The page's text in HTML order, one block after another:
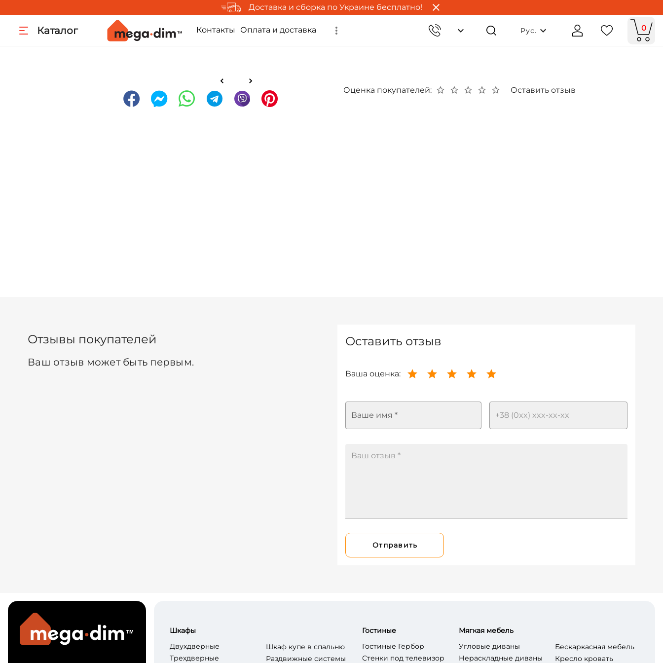
Доставка и сборка по Украине бесплатно!
Каталог Контакты Оплата и доставка Рус. 0
Оценка покупателей: Оставить отзыв
Отзывы покупателей
Ваш отзыв может быть первым.
Оставить отзыв
Ваша оценка:
Ваше имя *
Отправить
Шкафы
Двухдверные
Трехдверные
Шкаф купе в спальню
Раздвижные системы
Гостиные
Гостиные Гербор
Стенки под телевизор
Мягкая мебель
Угловые диваны
Нераскладные диваны
Бескаркасная мебель
Кресло кровать